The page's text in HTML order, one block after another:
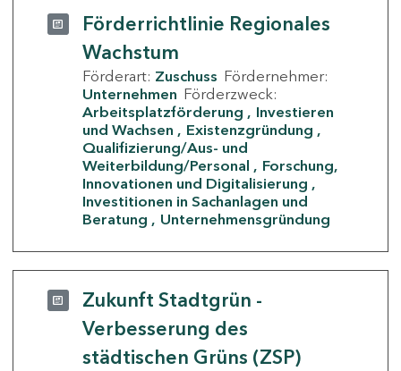
Förderrichtlinie Regionales
Wachstum
Förderart: Zuschuss Fördernehmer:
Unternehmen Förderzweck:
Arbeitsplatzförderung
Investieren
und Wachsen
Existenzgründung
Qualifizierung/Aus- und
Weiterbildung/Personal
Forschung,
Innovationen und Digitalisierung
Investitionen in Sachanlagen und
Beratung
Unternehmensgründung
Zukunft Stadtgrün -
Verbesserung des
städtischen Grüns (ZSP)